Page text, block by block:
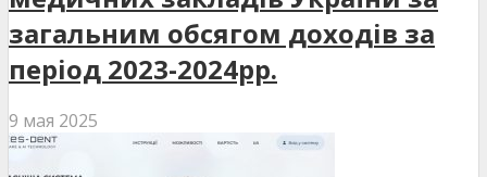
загальним обсягом доходів за
період 2023-2024рр.
9 мая 2025